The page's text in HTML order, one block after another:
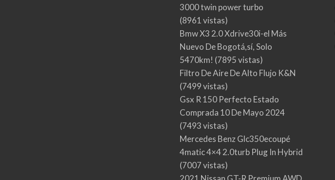
3000 twin power turbo
(8961 vistas)
Bmw X3 2.0 Xdrive30i-el Más
Nuevo De Bogotá,sí, Solo
5470km! (7895 vistas)
Filtro De Aire De Alto Flujo K&N
(7499 vistas)
Gsx R 150 Perfecto Estado
Comprada 10 De Mayo 2024
(7493 vistas)
Mercedes Benz Glc350ecoupé
4matic 4×4 2.0turb Plug In Hybrid
(7007 vistas)